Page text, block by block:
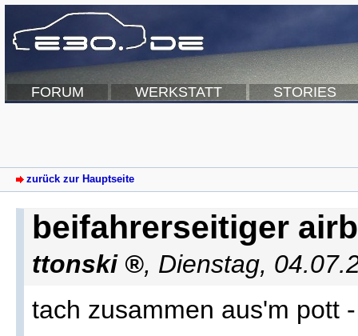
FORUM WERKSTATT STORIES
zurück zur Hauptseite
beifahrerseitiger
ttonski , Dienstag,
tach zusammen aus'm pott -